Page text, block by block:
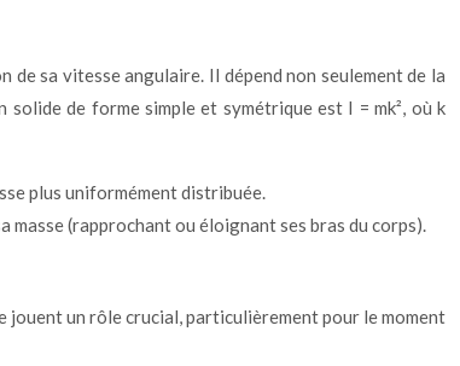
de sa vitesse angulaire. Il dépend non seulement de la
de forme simple et symétrique est I = mk², où k
plus uniformément distribuée.
(rapprochant ou éloignant ses bras du corps).
jouent un rôle crucial, particulièrement pour le moment